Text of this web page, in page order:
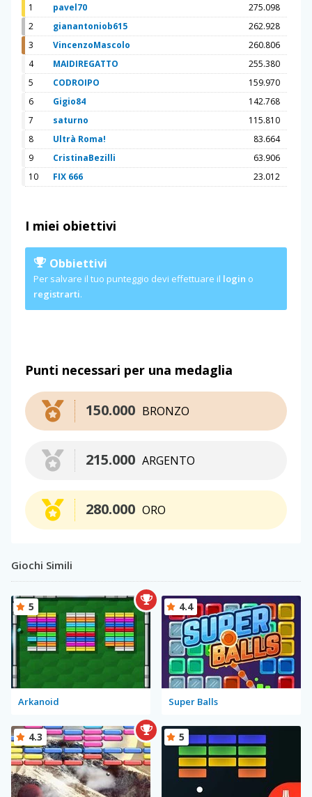
1 pavel70
275.098
2
gianantoniob615
262.928
3
VincenzoMascolo
260.806
4
MAIDIREGATTO
255.380
5
CODROIPO
159.970
6
Gigio84
142.768
7
saturno
115.810
8
Ultrà Roma!
83.664
9
CristinaBezilli
63.906
10
FIX 666 23.012
I miei obiettivi
Obbiettivi
Per salvare il tuo punteggio devi effettuare il login o
registrarti.
Punti necessari per una medaglia
BRONZO
150.000
ARGENTO
215.000
ORO
280.000
Giochi Simili
Arkanoid
5
Super Balls
4.4
4.3 5